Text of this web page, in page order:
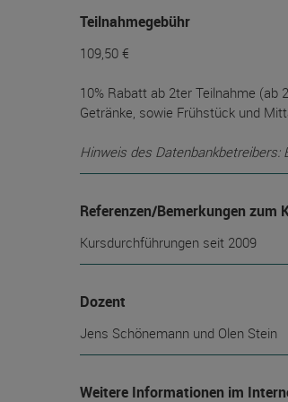
Teilnahmegebühr
109,50 €
10% Rabatt ab 2ter Teilnahme (ab
Getränke, sowie Frühstück und
Hinweis des
Referenzen/Bemerkungen zum
Kursdurchführungen seit 2009
Dozent
Jens Schönemann und Olen Stein
Weitere Informationen im